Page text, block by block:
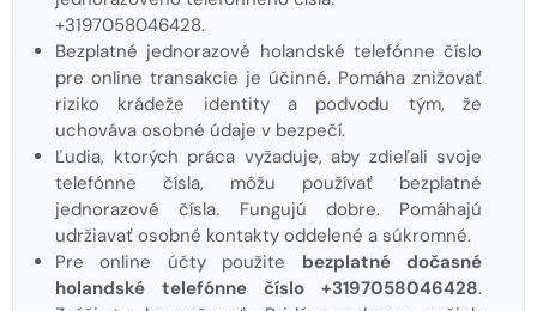
+3197058046428.
Bezplatné jednorazové holandské telefónne číslo
pre online transakcie je účinné. Pomáha znižovať
riziko krádeže identity a podvodu tým, že
uchováva osobné údaje v bezpečí.
Ľudia, ktorých práca vyžaduje, aby zdieľali svoje
telefónne čísla, môžu používať bezplatné
jednorazové čísla. Fungujú dobre. Pomáhajú
udržiavať osobné kontakty oddelené a súkromné.
Pre online účty použite bezplatné dočasné
holandské telefónne číslo +3197058046428.